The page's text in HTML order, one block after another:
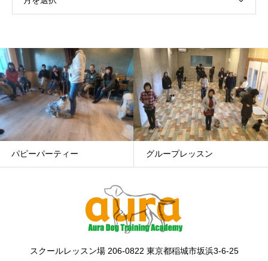
グループレッスン ドッグダンス
スクールレッスン場 206-0822 東京都稲城市坂浜3-6-25